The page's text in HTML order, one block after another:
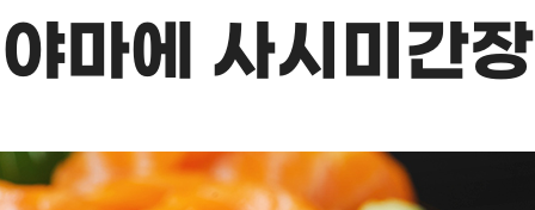
야마에 사시미간장